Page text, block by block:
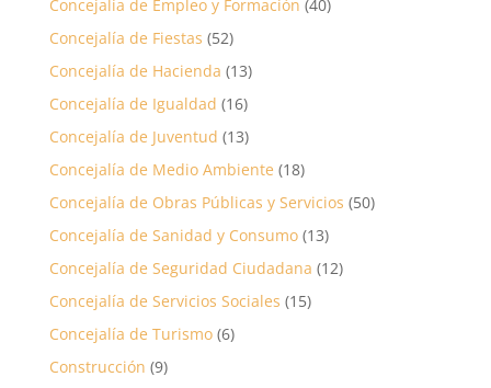
Concejalía de Empleo y Formación (40)
Concejalía de Fiestas (52)
Concejalía de Hacienda (13)
Concejalía de Igualdad (16)
Concejalía de Juventud (13)
Concejalía de Medio Ambiente (18)
Concejalía de Obras Públicas y Servicios (50)
Concejalía de Sanidad y Consumo(13)
Concejalía de Seguridad Ciudadana (12)
Concejalía de Servicios Sociales (15)
Concejalía de Turismo(6)
Construcción (9)